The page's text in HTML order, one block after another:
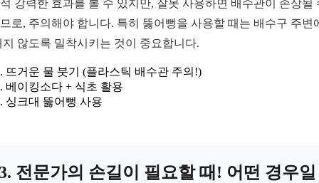
강력한 효과를 볼 수 있지만, 잘못 사용하면 배수관이 손상될
로, 주의해야 합니다. 특히 뚫어뻥을 사용할 때는 배수구 주변
지 않도록 밀착시키는 것이 중요합니다.
뜨거운 물 붓기 (플라스틱 배수관 주의!)
베이킹소다 + 식초 활용
싱크대 뚫어뻥 사용
전문가의 손길이 필요할 때! 어떤 경우일